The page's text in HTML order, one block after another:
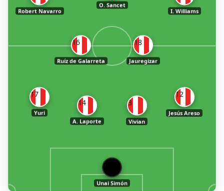
1
Unai Simón
17
Yuri
14
A. Laporte
3
Vivian
12
Jesús Areso
16
Ruíz de Galarreta
18
Jauregizar
Robert Navarro
O. Sancet
I. Williams